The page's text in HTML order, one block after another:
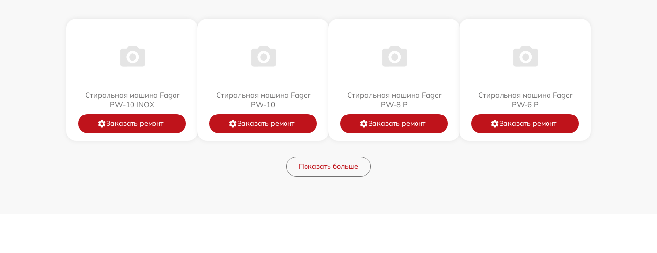
Стиральная машина Fagor
PW-10 INOX
Заказать ремонт
Стиральная машина Fagor
PW-10
Заказать ремонт
Стиральная машина Fagor
PW-8 P
Заказать ремонт
Стиральная машина Fagor
PW-6 P
Заказать ремонт
Показать больше